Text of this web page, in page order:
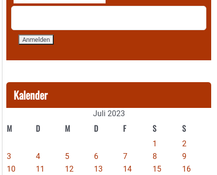
Kalender
Juli 2023
M D M D F S S
1
2
3
4 5 6 7 8
9
10
11 12 13 14 15
16